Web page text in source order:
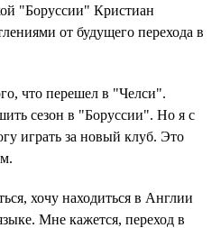
"Боруссии" Кристиан
от будущего перехода в
что перешел в "Челси".
сезон в "Боруссии". Но я с
играть за новый клуб. Это
хочу находиться в Англии
Мне кажется, переход в